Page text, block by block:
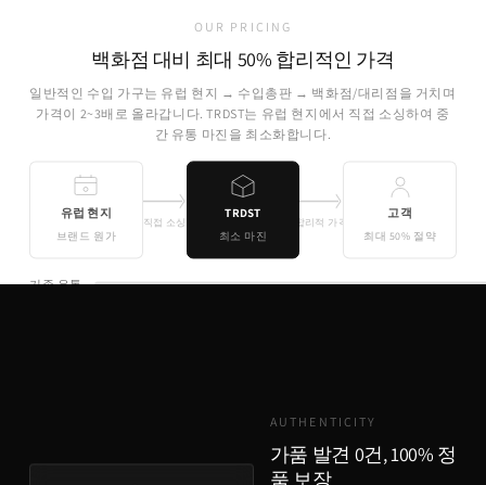
OUR PRICING
백화점 대비 최대 50% 합리적인 가격
일반적인 수입 가구는 유럽 현지 → 수입총판 → 백화점/대리점을 거치며
가격이 2~3배로 올라갑니다. TRDST는 유럽 현지에서 직접 소싱하여 중
간 유통 마진을 최소화합니다.
유럽 현지
브랜드 원가
직접 소싱
TRDST
최소 마진
합리적 가격
고객
최대 50% 절약
기존 유통
AUTHENTICITY
가품 발견 0건, 100% 정
품 보장